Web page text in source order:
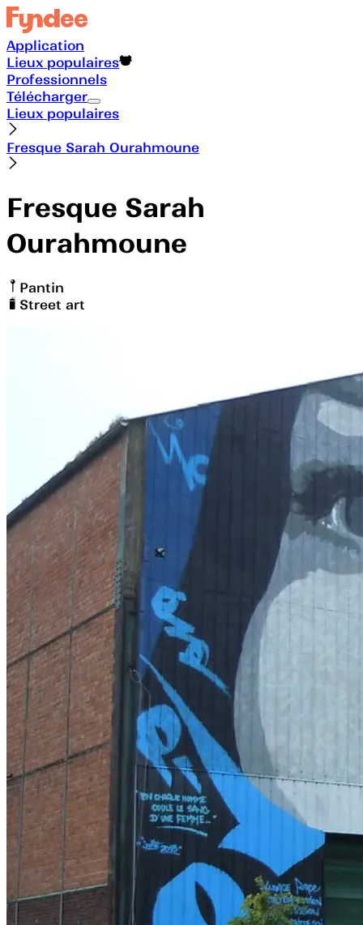
Application
Lieux populaires
Professionnels
Télécharger
Lieux populaires
Fresque Sarah Ourahmoune
Fresque Sarah
Ourahmoune
Pantin
Street art